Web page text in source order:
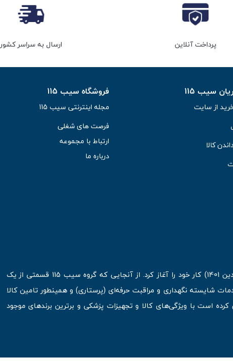
پرداخت آنلاین ارسال به سراسر کشور
سیب 115
از سایت
کالا
فروشگاه سیب 115
مجله اینترنتی سیب 115
فرصت های شغلی
ارتباط با مجموعه
درباره ما
فروشگاه اینترنتی سیب 115 در اولین روزهای شروع قرن جدید ( فروردین 1401) کار خود را آغاز کرد. از آنجایی که گروه سیب 115 قسمتی از یک
شایسته نگهداری و مراقبت حرفه‌ای (پرستاری) و همینطور تامین کالا
است با ویژگی‌های کالا و تجهیزات پزشکی و برترین برندهای موجود